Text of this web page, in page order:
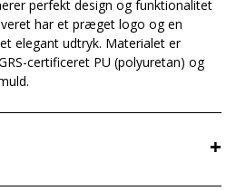
perfekt design og funktionalitet
har et præget logo og en
elegant udtryk. Materialet er
certificeret PU (polyuretan) og
+